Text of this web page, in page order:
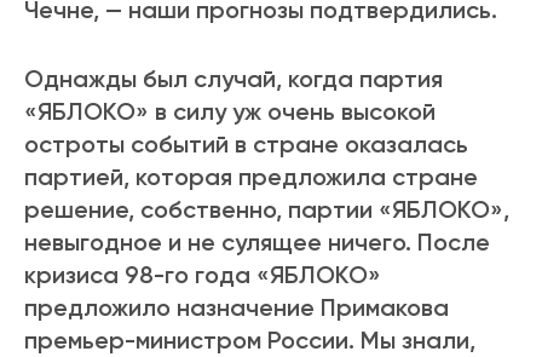
Чечне, — наши прогнозы подтвердились.
Однажды был случай, когда партия
«ЯБЛОКО» в силу уж очень высокой
остроты событий в стране оказалась
партией, которая предложила стране
решение, собственно, партии «ЯБЛОКО»,
невыгодное и не сулящее ничего. После
кризиса 98-го года «ЯБЛОКО»
предложило назначение Примакова
премьер-министром России. Мы знали,